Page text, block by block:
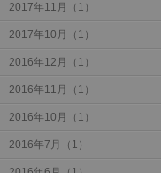
2017年11月（1）
2017年10月（1）
2016年12月（1）
2016年11月（1）
2016年10月（1）
2016年7月（1）